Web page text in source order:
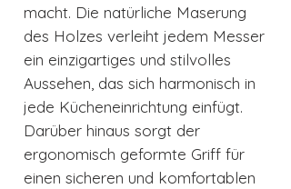
macht. Die natürliche Maserung
des Holzes verleiht jedem Messer
ein einzigartiges und stilvolles
Aussehen, das sich harmonisch in
jede Kücheneinrichtung einfügt.
Darüber hinaus sorgt der
ergonomisch geformte Griff für
einen sicheren und komfortablen